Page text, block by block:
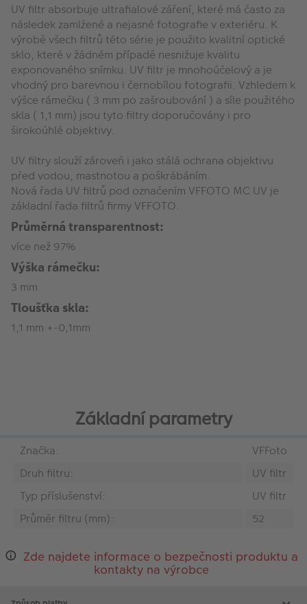
UV filtr absorbuje ultrafialové záření, které má často za
následek zamlžené a nejasné fotografie v exteriéru. K
výrobě všech filtrů této série je použito kvalitní optické
sklo, které v žádném případě nesnižuje kvalitu
exponovaného snímku. UV filtr je mnohoúčelový a je
vhodný pro barevnou i černobílou fotografii. Vzhledem k
výšce rámečku ( 3 mm po zašroubování ) a síle použitého
skla ( 1,1 mm) jsou tyto filtry doporučovány i pro
širokoúhlé objektivy.
UV filtry slouží zároveň i jako stálá ochrana objektivu
před vodou, mastnotou a poškrábáním.
Nová řada UV filtrů pod označením VFFOTO MC UV je
základní řada filtrů firmy VFFOTO.
Průměrná transparentnost:
více než 97%
Výška rámečku:
3 mm
Tloušťka skla:
1,1 mm +-0,1mm
Základní parametry
Značka:
VFFoto
Druh filtru:
UV filtr
Typ příslušenství:
UV filtr
Průměr filtru (mm):
52
Zde najdete informace o bezpečnosti produktu a
kontakty na výrobce